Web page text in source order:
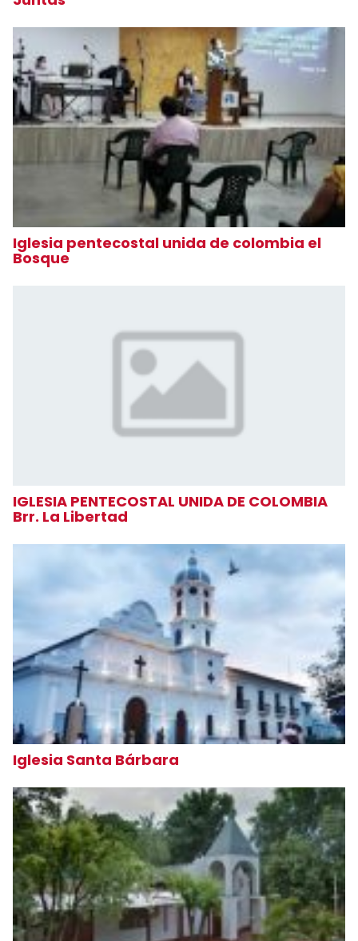
Iglesia pentecostal unida de colombia el
Bosque
IGLESIA PENTECOSTAL UNIDA DE COLOMBIA
Brr. La Libertad
Iglesia Santa Bárbara